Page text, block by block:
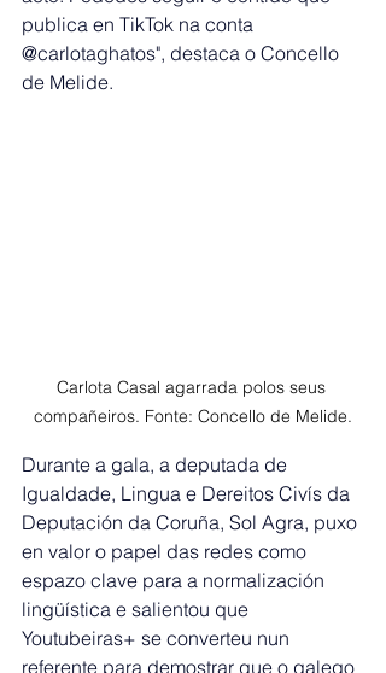
publica en TikTok na conta
@carlotaghatos", destaca o Concello
de Melide.
Carlota Casal agarrada polos seus
compañeiros. Fonte: Concello de Melide.
Durante a gala, a deputada de
Igualdade, Lingua e Dereitos Civís da
Deputación da Coruña, Sol Agra, puxo
en valor o papel das redes como
espazo clave para a normalización
lingüística e salientou que
Youtubeiras+ se converteu nun
referente para demostrar que o galego